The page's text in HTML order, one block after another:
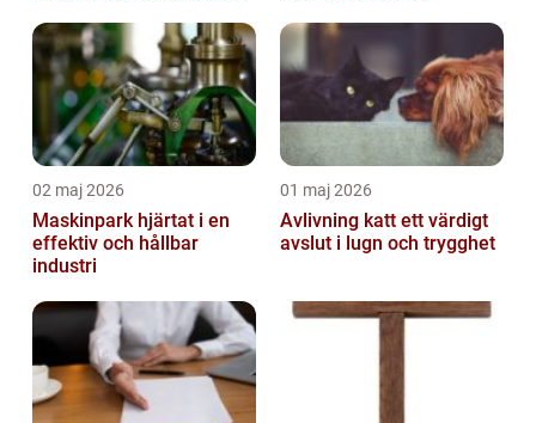
02 maj 2026
Maskinpark hjärtat i en
effektiv och hållbar
industri
01 maj 2026
Avlivning katt ett värdigt
avslut i lugn och trygghet